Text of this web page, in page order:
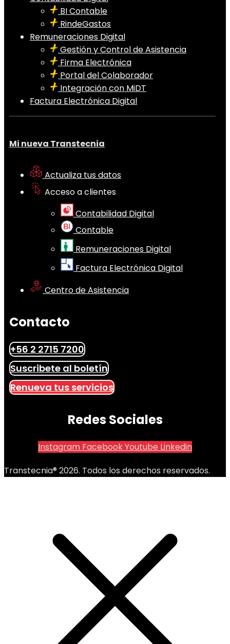
BI Contable
RindeGastos
Remuneraciones Digital
Gestión y Control de Asistencia
Firma Electrónica
Portal del Colaborador
Integración con MiDT
Factura Electrónica Digital
Mi nueva Transtecnia
Actualiza tus datos
Acceso a clientes
Contabilidad Digital
Contable
Remuneraciones Digital
Factura Electrónica Digital
Centro de Asistencia
Contacto
+56 2 2715 7200
Suscribete al boletín
Renueva tus servicios
Redes Sociales
Instagram FacebookYoutube Linkedin
Transtecnia® 2026. Todos los derechos reservados.